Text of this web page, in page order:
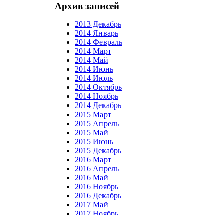
Архив записей
2013 Декабрь
2014 Январь
2014 Февраль
2014 Март
2014 Май
2014 Июнь
2014 Июль
2014 Октябрь
2014 Ноябрь
2014 Декабрь
2015 Март
2015 Апрель
2015 Май
2015 Июнь
2015 Декабрь
2016 Март
2016 Апрель
2016 Май
2016 Ноябрь
2016 Декабрь
2017 Май